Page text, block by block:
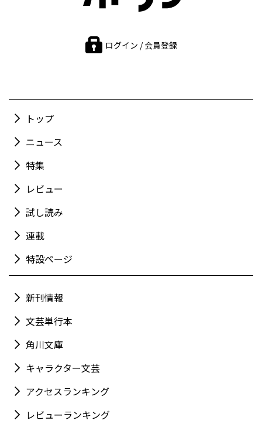
ログイン / 会員登録
トップ
ニュース
特集
レビュー
試し読み
連載
特設ページ
新刊情報
文芸単行本
角川文庫
キャラクター文芸
アクセスランキング
レビューランキング